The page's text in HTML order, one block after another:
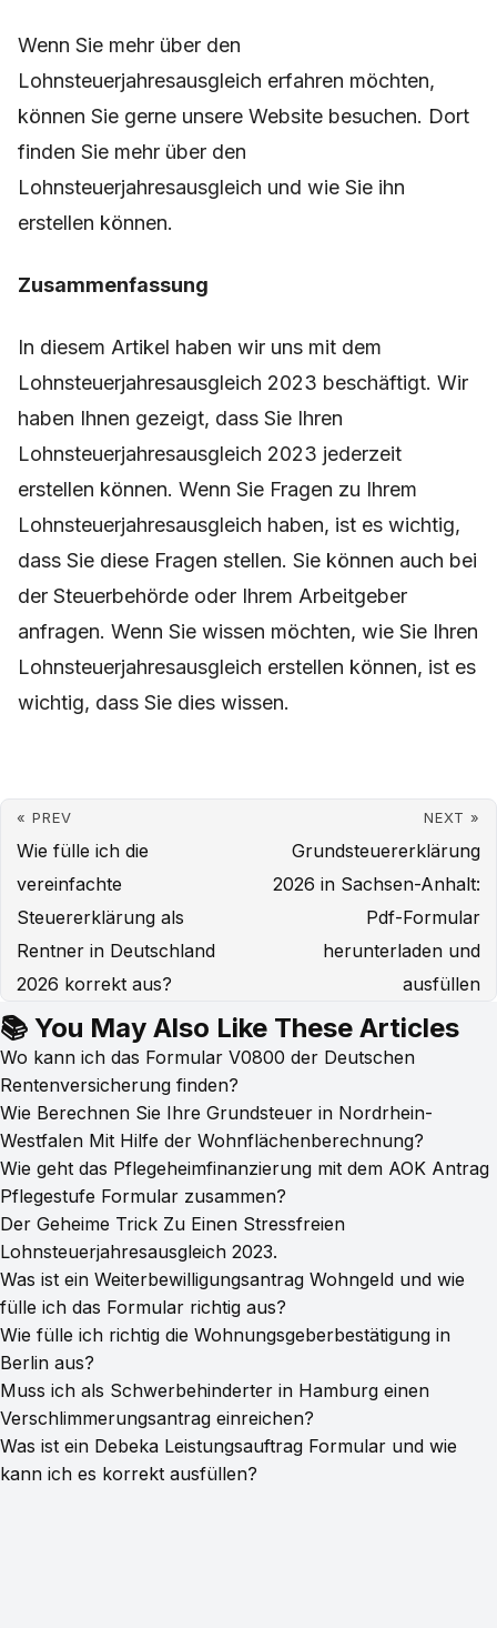
Wenn Sie mehr über den
Lohnsteuerjahresausgleich erfahren möchten,
können Sie gerne unsere Website besuchen. Dort
finden Sie mehr über den
Lohnsteuerjahresausgleich und wie Sie ihn
erstellen können.
Zusammenfassung
In diesem Artikel haben wir uns mit dem
Lohnsteuerjahresausgleich 2023 beschäftigt. Wir
haben Ihnen gezeigt, dass Sie Ihren
Lohnsteuerjahresausgleich 2023 jederzeit
erstellen können. Wenn Sie Fragen zu Ihrem
Lohnsteuerjahresausgleich haben, ist es wichtig,
dass Sie diese Fragen stellen. Sie können auch bei
der Steuerbehörde oder Ihrem Arbeitgeber
anfragen. Wenn Sie wissen möchten, wie Sie Ihren
Lohnsteuerjahresausgleich erstellen können, ist es
wichtig, dass Sie dies wissen.
« PREV
Wie fülle ich die
vereinfachte
Steuererklärung als
Rentner in Deutschland
2026 korrekt aus?
NEXT »
Grundsteuererklärung
2026 in Sachsen-Anhalt:
Pdf-Formular
herunterladen und
ausfüllen
📚 You May Also Like These Articles
Wo kann ich das Formular V0800 der Deutschen
Rentenversicherung finden?
Wie Berechnen Sie Ihre Grundsteuer in Nordrhein-
Westfalen Mit Hilfe der Wohnflächenberechnung?
Wie geht das Pflegeheimfinanzierung mit dem AOK Antrag
Pflegestufe Formular zusammen?
Der Geheime Trick Zu Einen Stressfreien
Lohnsteuerjahresausgleich 2023.
Was ist ein Weiterbewilligungsantrag Wohngeld und wie
fülle ich das Formular richtig aus?
Wie fülle ich richtig die Wohnungsgeberbestätigung in
Berlin aus?
Muss ich als Schwerbehinderter in Hamburg einen
Verschlimmerungsantrag einreichen?
Was ist ein Debeka Leistungsauftrag Formular und wie
kann ich es korrekt ausfüllen?